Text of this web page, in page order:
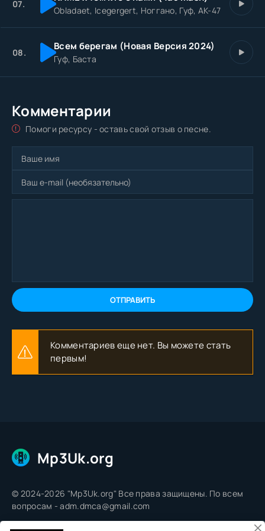
огромном городе рекомендую ни с кем не спорить,
07.
Obladaet, Icegergert, Ноггано, Гуф, АК-47
08. Всем берегам (Новая Версия 2024)
Гуф, Баста
Комментарии
Помоги ресурсу - оставь свой отзыв о песне.
ОТПРАВИТЬ
Комментариев еще нет. Вы можете стать
первым!
Mp3Uk.org
© 2024-2026 "Mp3Uk.org" Все права защищены. По всем
вопросам - adm.dmca@gmail.com